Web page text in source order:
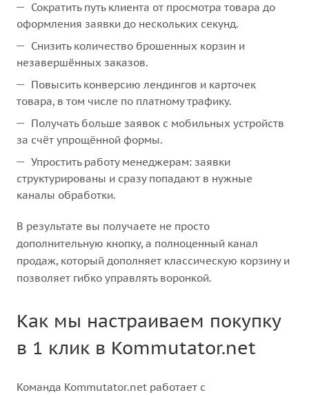
Сократить путь клиента от просмотра товара до
оформления заявки до нескольких секунд.
Снизить количество брошенных корзин и
незавершённых заказов.
Повысить конверсию лендингов и карточек
товара, в том числе по платному трафику.
Получать больше заявок с мобильных устройств
за счёт упрощённой формы.
Упростить работу менеджерам: заявки
структурированы и сразу попадают в нужные
каналы обработки.
В результате вы получаете не просто
дополнительную кнопку, а полноценный канал
продаж, который дополняет классическую корзину и
позволяет гибко управлять воронкой.
Как мы настраиваем покупку
в 1 клик в Kommutator.net
Команда Kommutator.net работает с